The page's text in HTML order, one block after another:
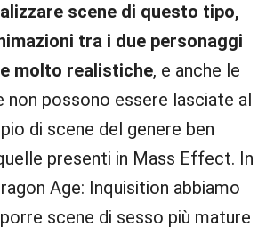
scene di questo tipo,
tra i due personaggi
molto realistiche, e anche le
non possono essere lasciate al
di scene del genere ben
presenti in Mass Effect. In
Age: Inquisition abbiamo
scene di sesso più mature